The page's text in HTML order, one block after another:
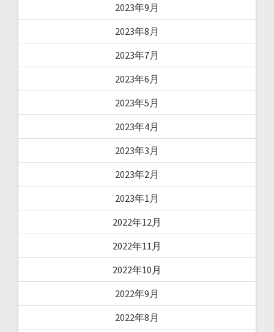
2023年9月
2023年8月
2023年7月
2023年6月
2023年5月
2023年4月
2023年3月
2023年2月
2023年1月
2022年12月
2022年11月
2022年10月
2022年9月
2022年8月